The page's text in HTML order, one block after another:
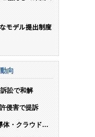
モデル提出制度
向
訟で和解
侵害で提訴
・クラウド・